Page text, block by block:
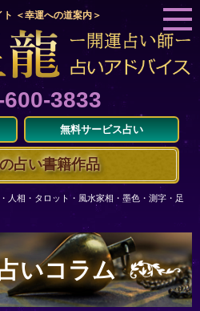
＜幸運への道案内＞
3833
無料サービス占い
占い書籍作品
人相・タロット・風水家相・墨色・測字・足
いコラム